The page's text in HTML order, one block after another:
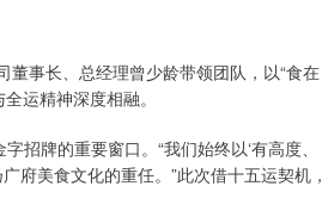
事长、总经理曾少龄带领团队，以“食在
运精神深度相融。
招牌的重要窗口。“我们始终以‘有高度、
府美食文化的重任。”此次借十五运契机，